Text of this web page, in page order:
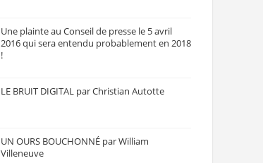
Une plainte au Conseil de presse le 5 avril
2016 qui sera entendu probablement en 2018
!
LE BRUIT DIGITAL par Christian Autotte
UN OURS BOUCHONNÉ par William
Villeneuve